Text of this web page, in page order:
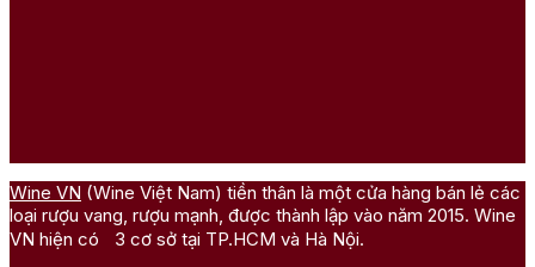
Wine VN (Wine Việt Nam) tiền thân là một cửa hàng bán lẻ các
loại rượu vang, rượu mạnh, được thành lập vào năm 2015. Wine
VN hiện có 3 cơ sở tại TP.HCM và Hà Nội.